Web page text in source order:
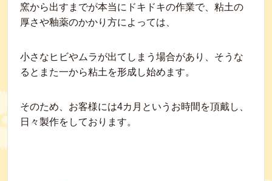
窯から出すまでが本当にドキドキの作業で、粘土の
厚さや釉薬のかかり方によっては、
小さなヒビやムラが出てしまう場合があり、そうな
るとまた一から粘土を形成し始めます。
そのため、お客様には4カ月というお時間を頂戴し、
日々製作をしております。